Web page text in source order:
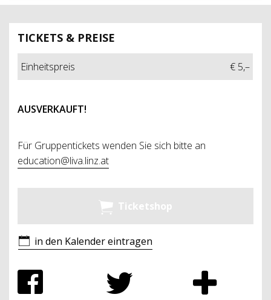
TICKETS & PREISE
Einheitspreis € 5,–
AUSVERKAUFT!
Für Gruppentickets wenden Sie sich bitte an
education@liva.linz.at
Ticketshop
in den Kalender eintragen